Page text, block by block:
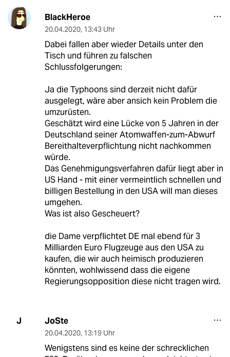
BlackHeroe
20.04.2020, 13:43 Uhr
Dabei fallen aber wieder Details unter den
Tisch und führen zu falschen
Schlussfolgerungen:
Ja die Typhoons sind derzeit nicht dafür
ausgelegt, wäre aber ansich kein Problem die
umzurüsten.
Geschätzt wird eine Lücke von 5 Jahren in der
Deutschland seiner Atomwaffen-zum-Abwurf
Bereithalteverpflichtung nicht nachkommen
würde.
Das Genehmigungsverfahren dafür liegt aber in
US Hand - mit einer vermeintlich schnellen und
billigen Bestellung in den USA will man dieses
umgehen.
Was ist also Gescheuert?
die Dame verpflichtet DE mal ebend für 3
Milliarden Euro Flugzeuge aus den USA zu
kaufen, die wir auch heimisch produzieren
könnten, wohlwissend dass die eigene
Regierungsopposition diese nicht tragen wird.
J JoSte
20.04.2020, 13:19 Uhr
Wenigstens sind es keine der schrecklichen